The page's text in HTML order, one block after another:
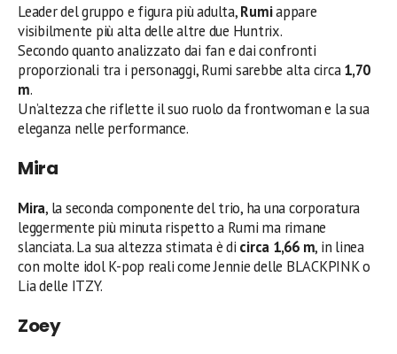
Leader del gruppo e figura più adulta,Rumiappare
visibilmente più alta delle altre due Huntrix.
Secondo quanto analizzato dai fan e dai confronti
proporzionali tra i personaggi, Rumi sarebbe alta circa1,70
m.
Un’altezza che riflette il suo ruolo da frontwoman e la sua
eleganza nelle performance.
Mira
Mira, la seconda componente del trio, ha una corporatura
leggermente più minuta rispetto a Rumi ma rimane
slanciata. La sua altezza stimata è di circa 1,66 m, in linea
con molte idol K-pop reali come Jennie delle BLACKPINK o
Lia delle ITZY.
Zoey